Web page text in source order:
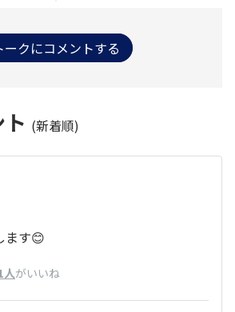
ークにコメントする
(新着順)
ます😊
人がいいね